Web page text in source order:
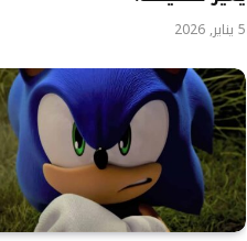
5 يناير, 2026